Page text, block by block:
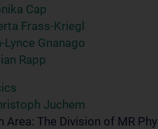
Cap
Frass-Kriegl
Lynce Gnanago
Rapp
Juchem
Area: The Division of MR